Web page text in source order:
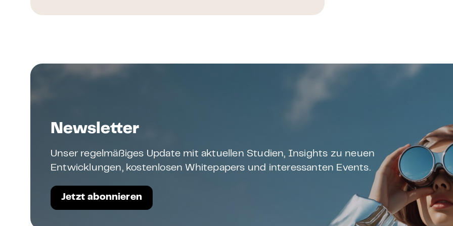
Newsletter
Unser regelmäßiges Update mit aktuellen Studien, Insights zu neuen
Entwicklungen, kostenlosen Whitepapers und interessanten Events.
Jetzt abonnieren